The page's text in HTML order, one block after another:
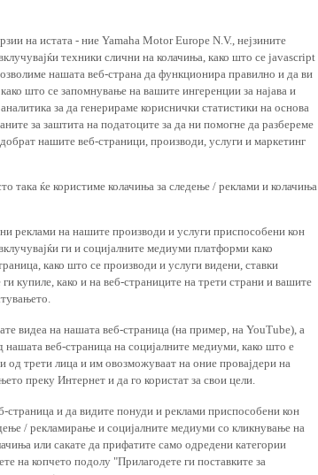
на истата - ние Yamaha Motor Europe N.V., нејзините
техники слични на колачиња, како што се javascript
нашата веб-страна да функционира правилно и да ви
што се запомнување на вашите ингеренции за најава и
за да генерираме кориснички статистики на основа
за заштита на податоците за да ни помогне да разбереме
нашите веб-страници, производи, услуги и маркетинг
така ќе користиме колачиња за следење / реклами и колачиња
реклами на нашите производи и услуги приспособени кон
ги и социјалните медиуми платформи како
како што се производи и услуги видени, ставки
купиле, како и на веб-страниците на трети страни и вашите
видеа на нашата веб-страница (на пример, на YouTube), а
веб-страница на социјалните медиуми, како што е
од трети лица и им овозможуваат на оние провајдери на
преку Интернет и да го користат за свои цели.
страница и да видите понуди и реклами приспособени кон
/ рекламирање и социјалните медиуми со кликнување на
или сакате да прифатите само одредени категории
на копчето подолу "Прилагодете ги поставките за